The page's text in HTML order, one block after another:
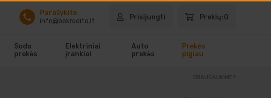
Parašykite
info@bekredito.lt
Prisijungti Prekių:0
Sodo
prekės
Elektriniai
įrankiai
Auto
prekės
Prekės
pigiau